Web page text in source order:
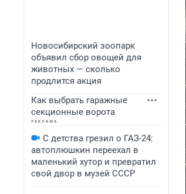
Новосибирский зоопарк
объявил сбор овощей для
животных — сколько
продлится акция
Как выбрать гаражные
секционные ворота
С детства грезил о ГАЗ-24:
автоплюшкин переехал в
маленький хутор и превратил
свой двор в музей СССР